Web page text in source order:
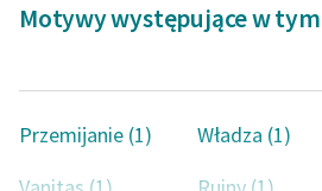
Motywy występujące w
Przemijanie (1)
Władza (1)